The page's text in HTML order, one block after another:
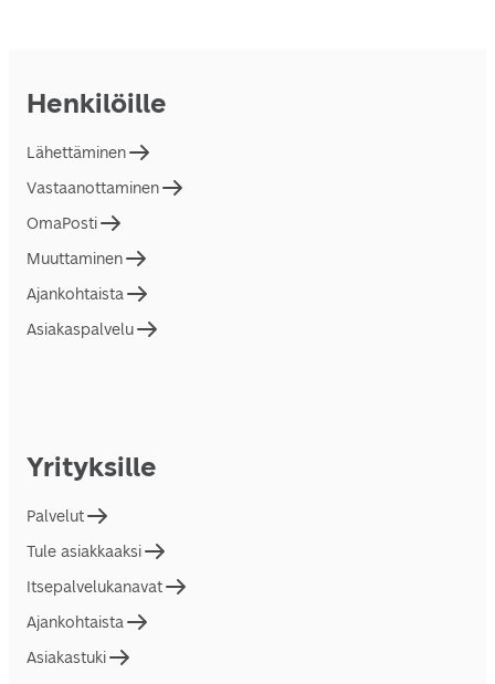
Henkilöille
Lähettäminen
Vastaanottaminen
OmaPosti
Muuttaminen
Ajankohtaista
Asiakaspalvelu
Yrityksille
Palvelut
Tule asiakkaaksi
Itsepalvelukanavat
Ajankohtaista
Asiakastuki